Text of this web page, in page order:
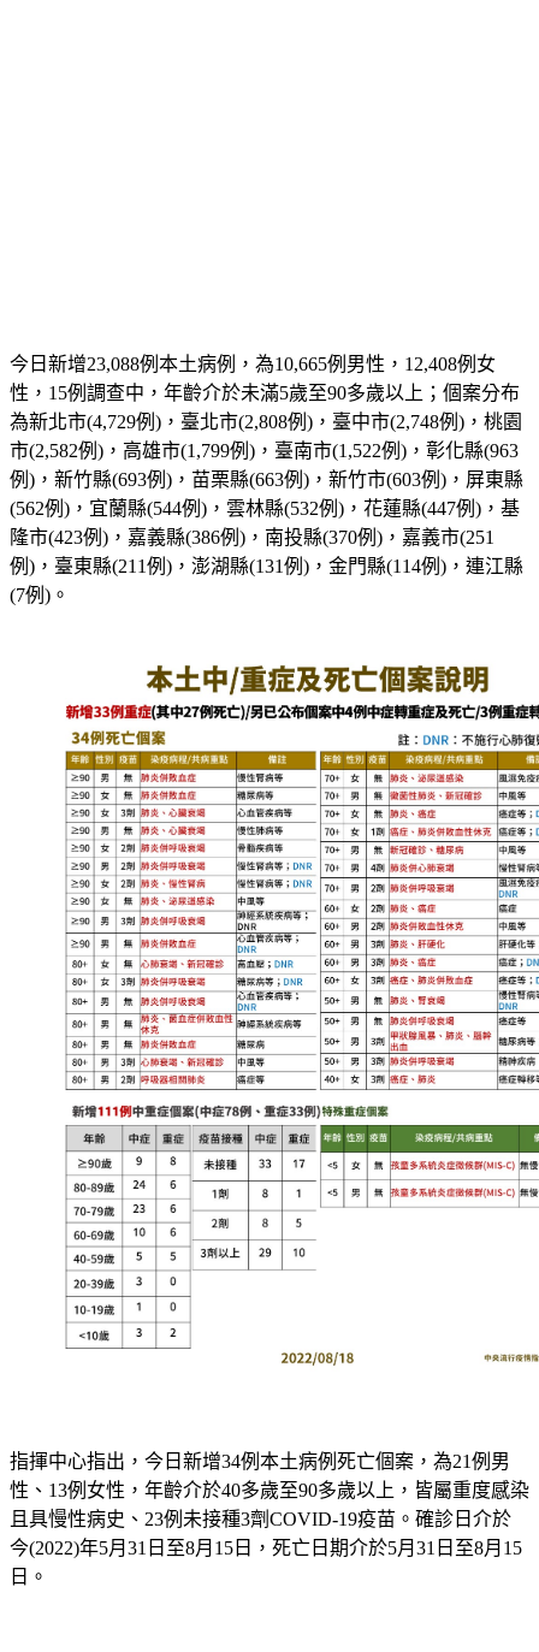
今日新增23,088例本土病例，為10,665例男性，12,408例女
性，15例調查中，年齡介於未滿5歲至90多歲以上；個案分布
為新北市(4,729例)，臺北市(2,808例)，臺中市(2,748例)，桃園
市(2,582例)，高雄市(1,799例)，臺南市(1,522例)，彰化縣(963
例)，新竹縣(693例)，苗栗縣(663例)，新竹市(603例)，屏東縣
(562例)，宜蘭縣(544例)，雲林縣(532例)，花蓮縣(447例)，基
隆市(423例)，嘉義縣(386例)，南投縣(370例)，嘉義市(251
例)，臺東縣(211例)，澎湖縣(131例)，金門縣(114例)，連江縣
(7例)。
指揮中心指出，今日新增34例本土病例死亡個案，為21例男
性、13例女性，年齡介於40多歲至90多歲以上，皆屬重度感染
且具慢性病史、23例未接種3劑COVID-19疫苗。確診日介於
今(2022)年5月31日至8月15日，死亡日期介於5月31日至8月15
日。